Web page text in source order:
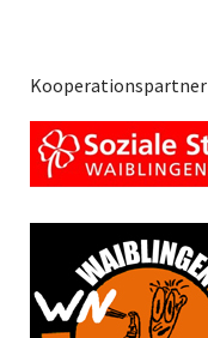
Kooperationspartner